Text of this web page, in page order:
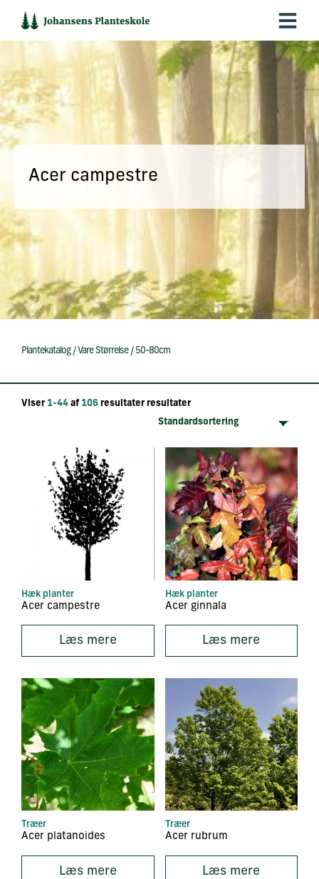
indholdet
Acer campestre
Plantekatalog/Vare Størrelse/ 50-80cm
Viser1-44 af 106 resultater resultater
Hæk planter
Acer campestre
Læs mere
Hæk planter
Acer ginnala
Læs mere
Træer
Acer platanoides
Læs mere
Træer
Acer rubrum
Læs mere